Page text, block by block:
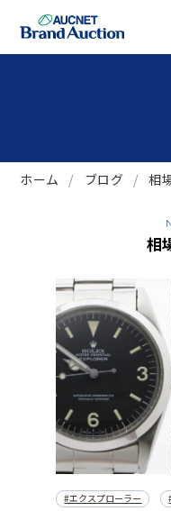
ホーム ブログ 相
相
#エクスプローラー